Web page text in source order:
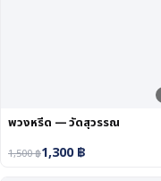
พวงหรีด — วัดสุวรรณ
1,500฿1,300฿